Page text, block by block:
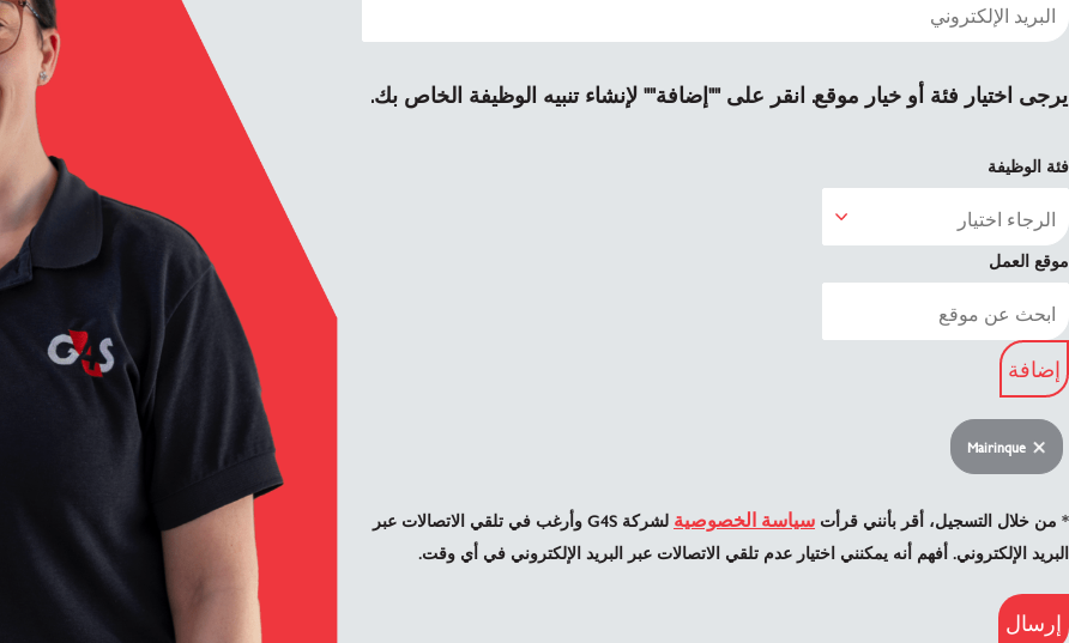
يرجى اختيار فئة أو خيار موقع. انقر على ""إضافة"" لإنشاء تنبيه الوظيفة الخاص بك.
فئة الوظيفة
موقع العمل
إضافة
Mairinque
* من خلال التسجيل، أقر بأنني قرأت سياسة الخصوصية
لشركة G4S وأرغب في تلقي الاتصالات عبر
البريد الإلكتروني. أفهم أنه يمكنني اختيار عدم تلقي الاتصالات عبر البريد الإلكتروني في أي وقت.
إرسال